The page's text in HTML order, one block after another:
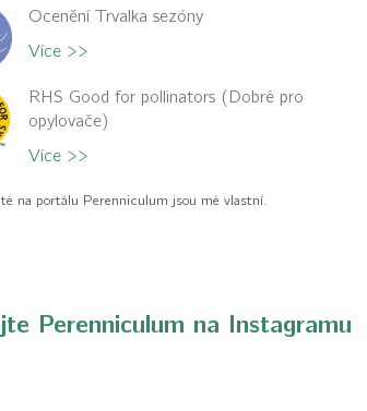
Ocenění Trvalka sezóny
Více >>
RHS Good for pollinators (Dobré pro
opylovače)
Více >>
na portálu Perenniculum jsou mé vlastní.
Perenniculum na Instagramu